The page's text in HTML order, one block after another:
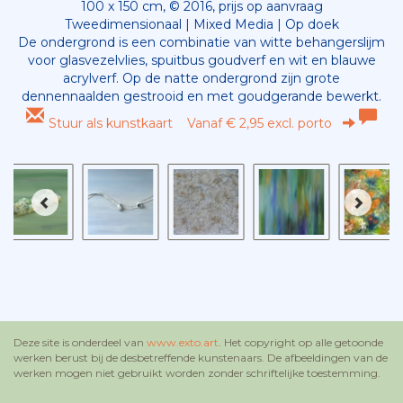
100 x 150 cm, © 2016, prijs op aanvraag
Tweedimensionaal | Mixed Media | Op doek
De ondergrond is een combinatie van witte behangerslijm
voor glasvezelvlies, spuitbus goudverf en wit en blauwe
acrylverf. Op de natte ondergrond zijn grote
dennennaalden gestrooid en met goudgerande bewerkt.
Stuur als kunstkaart Vanaf € 2,95 excl. porto
Deze site is onderdeel van www.exto.art. Het copyright op alle getoonde
werken berust bij de desbetreffende kunstenaars. De afbeeldingen van de
werken mogen niet gebruikt worden zonder schriftelijke toestemming.